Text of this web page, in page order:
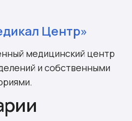
Центр»
медицинский центр
и собственными